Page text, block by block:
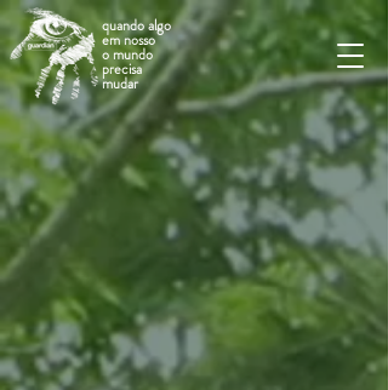
quando algo
em nosso
o mundo
precisa
mudar